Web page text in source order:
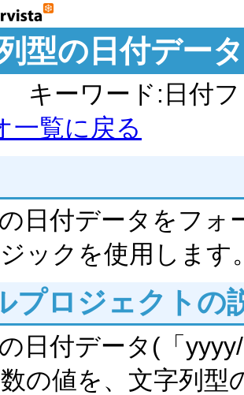
型の日付デー
キーワード:日付
一覧に戻る
日付データをフォ
ックを使用します
プロジェクトの
日付データ(「
の値を、文字列